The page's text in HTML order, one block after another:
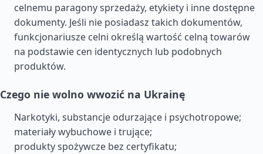
celnemu paragony sprzedaży, etykiety i inne dostępne
dokumenty. Jeśli nie posiadasz takich dokumentów,
funkcjonariusze celni określą wartość celną towarów
na podstawie cen identycznych lub podobnych
produktów.
Czego nie wolno wwozić na Ukrainę
Narkotyki, substancje odurzające i psychotropowe;
materiały wybuchowe i trujące;
produkty spożywcze bez certyfikatu;